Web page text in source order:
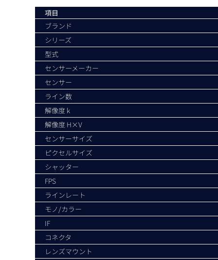
項目
ブランド
シリーズ
型式
センサーメーカー
センサー
ライン数
解像度 k
解像度 H×V
センサーサイズ
ピクセルサイズ
シャッター
FPS
ラインレート
モノ/カラー
IF
コネクタ
レンズマウント